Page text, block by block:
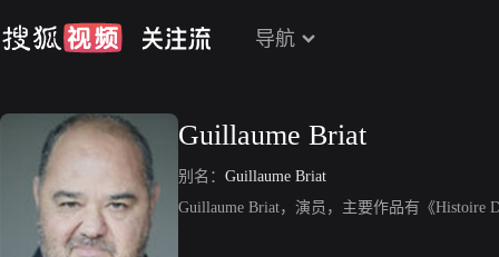
导航
Guillaume Briat
别名： Guillaume Briat
Guillaume Briat，演员，主要作品有《Histoire